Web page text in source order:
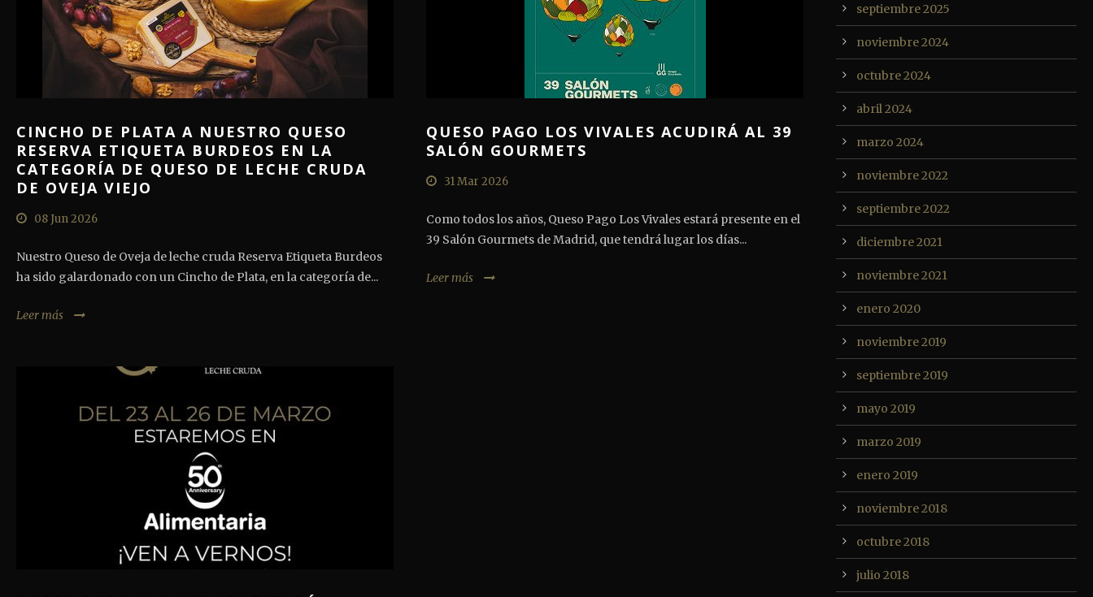
CINCHO DE PLATA A NUESTRO QUESO
RESERVA ETIQUETA BURDEOS EN LA
CATEGORÍA DE QUESO DE LECHE CRUDA
DE OVEJA VIEJO
08 Jun 2026
Nuestro Queso de Oveja de leche cruda Reserva Etiqueta Burdeos
ha sido galardonado con un Cincho de Plata, en la categoría de...
Leer más
QUESO PAGO LOS VIVALES ACUDIRÁ AL 39
SALÓN GOURMETS
31 Mar 2026
Como todos los años, Queso Pago Los Vivales estará presente en el
39 Salón Gourmets de Madrid, que tendrá lugar los días...
Leer más
septiembre 2025
noviembre 2024
octubre 2024
abril 2024
marzo 2024
noviembre 2022
septiembre 2022
diciembre 2021
noviembre 2021
enero 2020
noviembre 2019
septiembre 2019
mayo 2019
marzo 2019
enero 2019
noviembre 2018
octubre 2018
julio 2018